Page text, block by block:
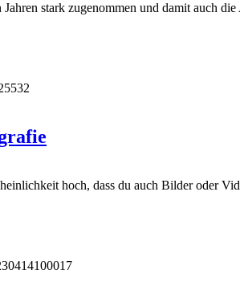
stark zugenommen und damit auch
hoch, dass du auch Bilder oder